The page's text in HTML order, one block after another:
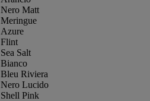
Nero Matt
Meringue
Azure
Flint
Sea Salt
Bianco
Bleu Riviera
Nero Lucido
Shell Pink